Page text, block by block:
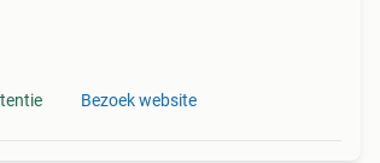
Bezoek website